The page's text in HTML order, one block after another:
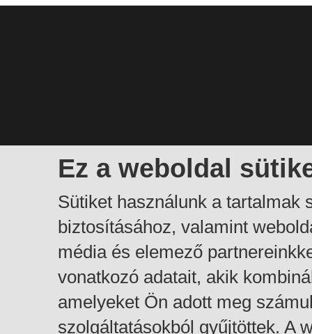
Ez a weboldal
Sütiket használunk a tartalmak
biztosításához, valamint
média és elemező
vonatkozó adatait, akik
amelyeket Ön adott meg
szolgáltatásokból gyűjtöttek. A